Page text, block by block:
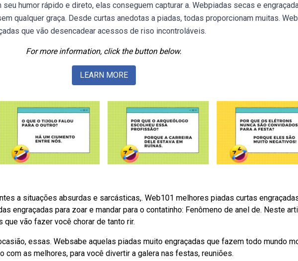
humor rápido e direto, elas conseguem capturar a. Webpiadas secas e
qualquer graça. Desde curtas anedotas a piadas, todas proporcionam muitas.
que vão desencadear acessos de riso incontroláveis.
For more information, click the button below.
LEARN MORE
a situações absurdas e sarcásticas,. Web101 melhores piadas curtas
engraçadas para zoar e mandar para o contatinho: Fenômeno de anel de. Neste
vão fazer você chorar de tanto rir.
essas. Websabe aquelas piadas muito engraçadas que fazem todo mundo
com as melhores, para você divertir a galera nas festas, reuniões.